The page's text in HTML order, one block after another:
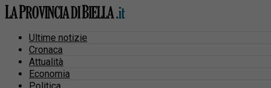
Ultime notizie
Cronaca
Attualità
Economia